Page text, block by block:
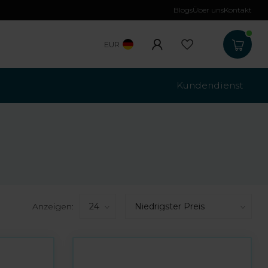
Kostenloser
BlogsÜber unsKontakt
EUR
Kundendienst
Anzeigen: